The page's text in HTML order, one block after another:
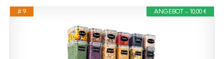
ANGEBOT - 10,00 €
# 9